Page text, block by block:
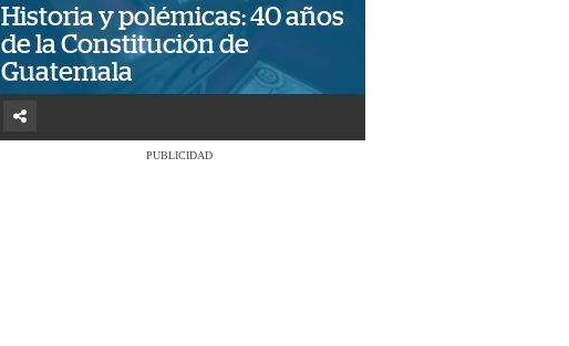
Historia y polémicas: 40 años
de la Constitución de
Guatemala
PUBLICIDAD